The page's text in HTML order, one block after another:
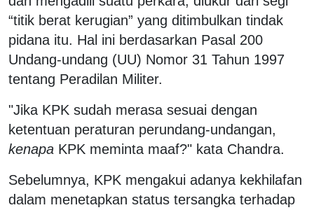
“titik berat kerugian” yang ditimbulkan tindak
pidana itu. Hal ini berdasarkan Pasal 200
Undang-undang (UU) Nomor 31 Tahun 1997
tentang Peradilan Militer.
"Jika KPK sudah merasa sesuai dengan
ketentuan peraturan perundang-undangan,
kenapa KPK meminta maaf?" kata Chandra.
Sebelumnya, KPK mengakui adanya kekhilafan
dalam menetapkan status tersangka terhadap